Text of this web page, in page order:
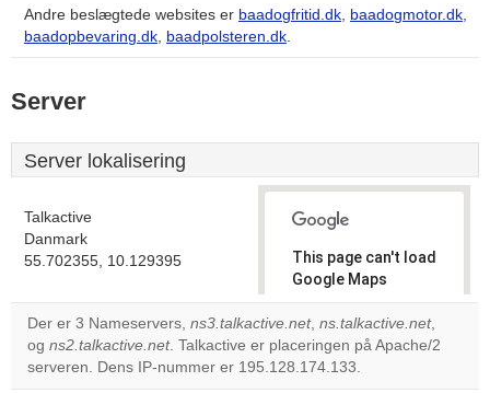
Andre beslægtede websites er baadogfritid.dk, baadogmotor.dk,
baadopbevaring.dk, baadpolsteren.dk.
Server
Server lokalisering
Talkactive
Danmark
55.702355, 10.129395
This page can't load
Google Maps
correctly.
Do you
own this
Der er 3 Nameservers, ns3.talkactive.net, ns.talkactive.net,
og ns2.talkactive.net. Talkactive er placeringen på Apache/2
serveren. Dens IP-nummer er 195.128.174.133.